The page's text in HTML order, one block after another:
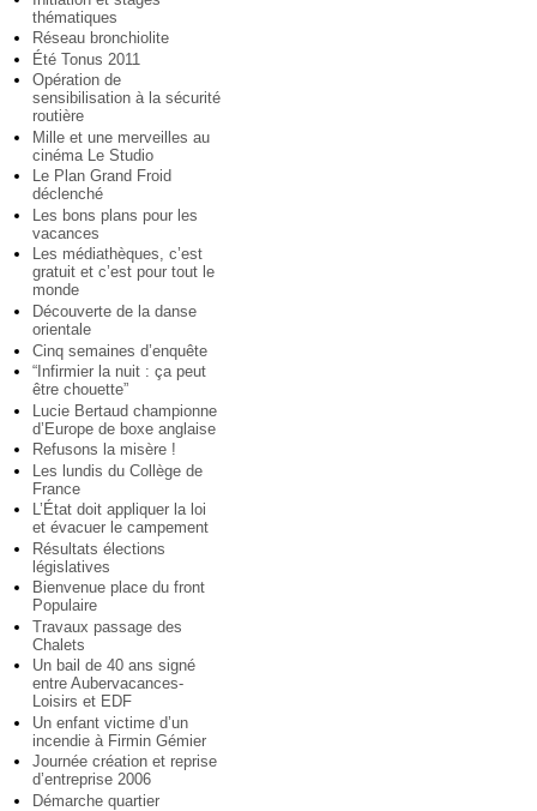
thématiques
Réseau bronchiolite
Été Tonus 2011
Opération de
sensibilisation à la sécurité
routière
Mille et une merveilles au
cinéma Le Studio
Le Plan Grand Froid
déclenché
Les bons plans pour les
vacances
Les médiathèques, c’est
gratuit et c’est pour tout le
monde
Découverte de la danse
orientale
Cinq semaines d’enquête
“Infirmier la nuit : ça peut
être chouette”
Lucie Bertaud championne
d’Europe de boxe anglaise
Refusons la misère !
Les lundis du Collège de
France
L’État doit appliquer la loi
et évacuer le campement
Résultats élections
législatives
Bienvenue place du front
Populaire
Travaux passage des
Chalets
Un bail de 40 ans signé
entre Aubervacances-
Loisirs et EDF
Un enfant victime d’un
incendie à Firmin Gémier
Journée création et reprise
d’entreprise 2006
Démarche quartier